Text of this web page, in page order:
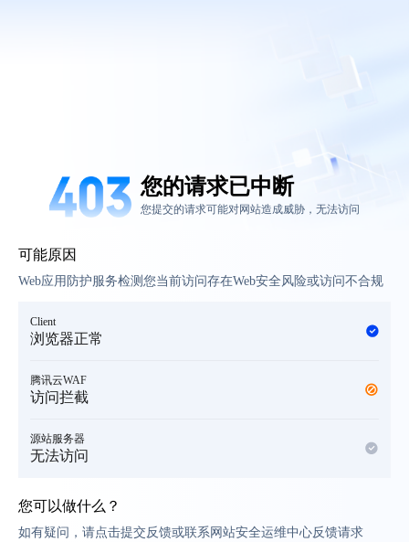
您的请求已中断
您提交的请求可能对网站造成威胁，无法访问
可能原因
Web应用防护服务检测您当前访问存在Web安全风险或访问不合规
Client
浏览器正常
腾讯云WAF
访问拦截
源站服务器
无法访问
您可以做什么？
如有疑问，请点击提交反馈或联系网站安全运维中心反馈请求